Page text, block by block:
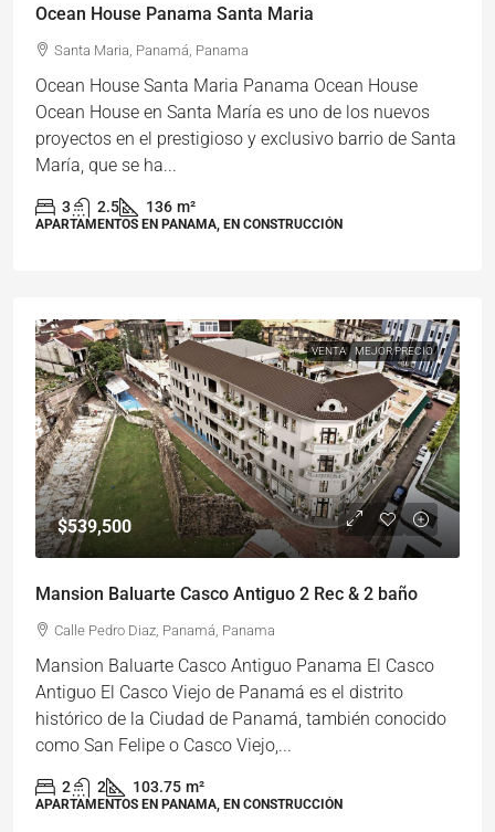
Ocean House Panama Santa Maria
Santa Maria, Panamá, Panama
Ocean House Santa Maria Panama Ocean House
Ocean House en Santa María es uno de los nuevos
proyectos en el prestigioso y exclusivo barrio de Santa
María, que se ha...
3 2.5 136 m²
APARTAMENTOS EN PANAMA, EN CONSTRUCCIÓN
VENTA MEJOR PRECIO
$539,500
Mansion Baluarte Casco Antiguo 2 Rec & 2 baño
Calle Pedro Diaz, Panamá, Panama
Mansion Baluarte Casco Antiguo Panama El Casco
Antiguo El Casco Viejo de Panamá es el distrito
histórico de la Ciudad de Panamá, también conocido
como San Felipe o Casco Viejo,...
2 2 103.75 m²
APARTAMENTOS EN PANAMA, EN CONSTRUCCIÓN